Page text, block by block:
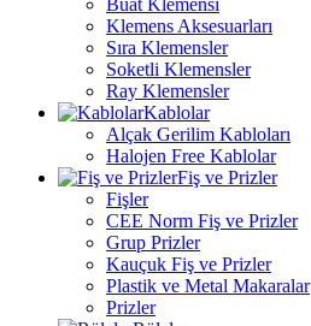
Buat Klemensi
Klemens Aksesuarları
Sıra Klemensler
Soketli Klemensler
Ray Klemensler
Kablolar
Alçak Gerilim Kabloları
Halojen Free Kablolar
Fiş ve Prizler
Fişler
CEE Norm Fiş ve Prizler
Grup Prizler
Kauçuk Fiş ve Prizler
Plastik ve Metal Makaralar
Prizler